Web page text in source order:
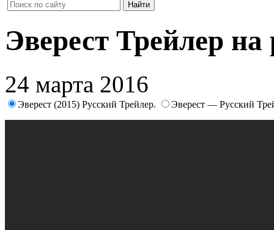
Эверест Трейлер на
24 марта 2016
Эверест (2015) Русский Трейлер. Эверест — Русский